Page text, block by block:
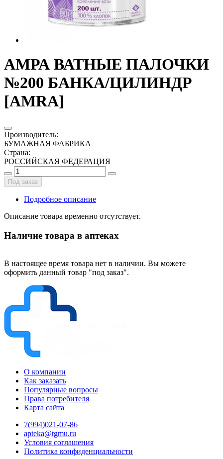
АМРА ВАТНЫЕ ПАЛОЧКИ
№200 БАНКА/ЦИЛИНДР
[AMRA]
Производитель:
БУМАЖНАЯ ФАБРИКА
Страна:
РОССИЙСКАЯ ФЕДЕРАЦИЯ
Под заказ
Подробное описание
Описание товара временно отсутствует.
Наличие товара в аптеках
В настоящее время товара нет в наличии. Вы можете
оформить данный товар "под заказ".
О компании
Как заказать
Популярные вопросы
Права потребителя
Карта сайта
7(994)021-07-86
apteka@tgmu.ru
Условия соглашения
Политика конфиденциальности